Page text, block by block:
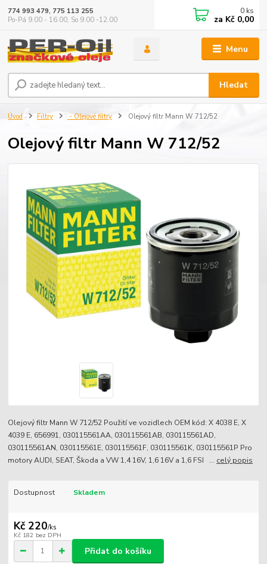
Menu
Hledat
774 993 479, 775 113 255
Po-Pá 9.00 - 16.00, So 9.00 -12.00
0 ks
za Kč 0,00
Úvod Filtry - Olejové filtry Olejový filtr Mann W 712/52
Olejový filtr Mann W 712/52
Olejový filtr Mann W 712/52 Použití ve vozidlech OEM kód: X 4038 E, X
4039 E, 656991, 030115561AA, 030115561AB, 030115561AD,
030115561AN, 030115561E, 030115561F, 030115561K, 030115561P Pro
motory AUDI, SEAT, Škoda a VW 1,4 16V, 1,6 16V a 1,6 FSI ... celý popis
Dostupnost Skladem
Kč 220/ks
Kč 182 bez DPH
Přidat do košíku